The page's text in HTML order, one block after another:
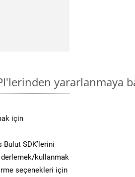
yararlanmaya
için
SDK’lerini
derlemek/kullanmak
seçenekleri için